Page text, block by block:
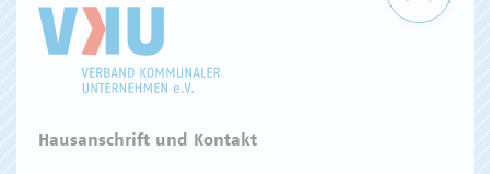
Hausanschrift und Kontakt